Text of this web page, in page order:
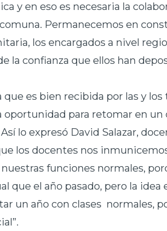
y en eso es necesaria la
Permanecemos en
los encargados a nivel
la confianza que ellos han
que es bien recibida por las y
oportunidad para retomar en un
lo expresó David Salazar,
los docentes nos
funciones normales,
que el año pasado, pero la idea
un año con clases normales,